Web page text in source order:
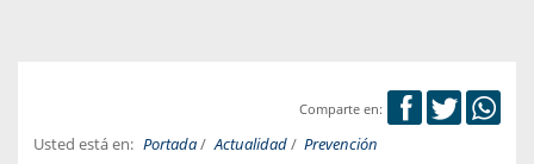
Comparte en:
Usted está en: Portada/ Actualidad/ Prevención